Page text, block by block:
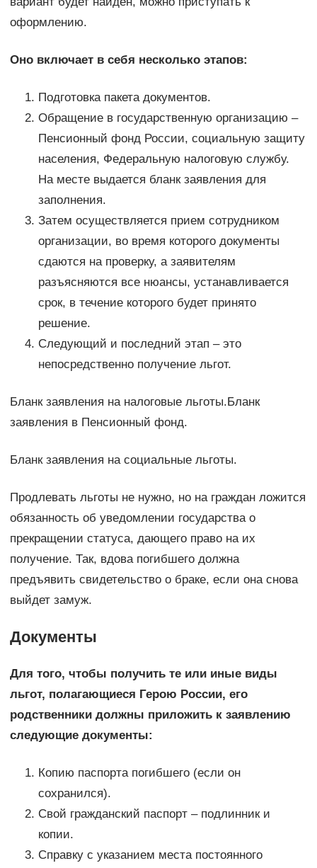
оформлению.
Оно включает в себя несколько этапов:
Подготовка пакета документов.
Обращение в государственную организацию –
Пенсионный фонд России, социальную защиту
населения, Федеральную налоговую службу.
На месте выдается бланк заявления для
заполнения.
Затем осуществляется прием сотрудником
организации, во время которого документы
сдаются на проверку, а заявителям
разъясняются все нюансы, устанавливается
срок, в течение которого будет принято
решение.
Следующий и последний этап – это
непосредственно получение льгот.
Бланк заявления на налоговые льготы.Бланк
заявления в Пенсионный фонд.
Бланк заявления на социальные льготы.
Продлевать льготы не нужно, но на граждан ложится
обязанность об уведомлении государства о
прекращении статуса, дающего право на их
получение. Так, вдова погибшего должна
предъявить свидетельство о браке, если она снова
выйдет замуж.
Документы
Для того, чтобы получить те или иные виды
льгот, полагающиеся Герою России, его
родственники должны приложить к заявлению
следующие документы:
Копию паспорта погибшего (если он
сохранился).
Свой гражданский паспорт – подлинник и
копии.
Справку с указанием места постоянного